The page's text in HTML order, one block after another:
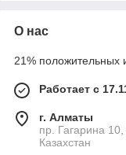
О нас
21% положительных
Работает с
г. Алматы
пр. Гагарина
Казахстан